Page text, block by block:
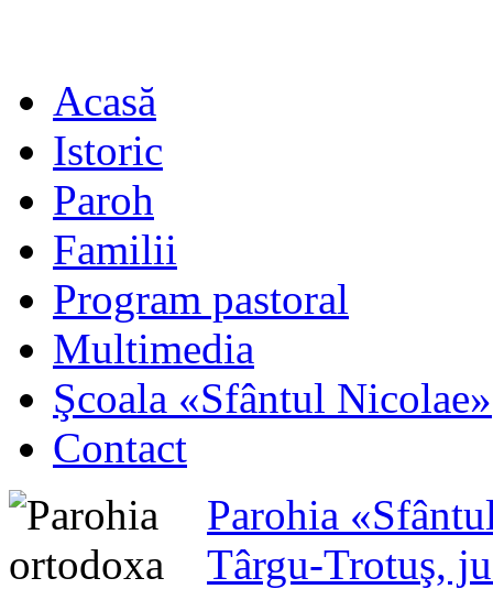
Acasă
Istoric
Paroh
Familii
Program pastoral
Multimedia
Şcoala «Sfântul Nicolae»
Contact
Parohia
Târgu-Trotuş,